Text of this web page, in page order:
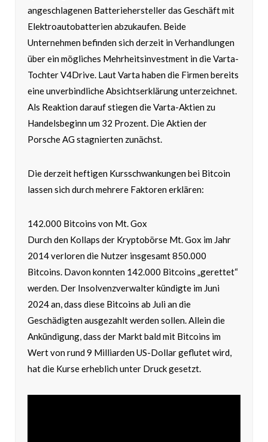
angeschlagenen Batteriehersteller das Geschäft mit
Elektroautobatterien abzukaufen. Beide
Unternehmen befinden sich derzeit in Verhandlungen
über ein mögliches Mehrheitsinvestment in die Varta-
Tochter V4Drive. Laut Varta haben die Firmen bereits
eine unverbindliche Absichtserklärung unterzeichnet.
Als Reaktion darauf stiegen die Varta-Aktien zu
Handelsbeginn um 32 Prozent. Die Aktien der
Porsche AG stagnierten zunächst.
Die derzeit heftigen Kursschwankungen bei Bitcoin
lassen sich durch mehrere Faktoren erklären:
142.000 Bitcoins von Mt. Gox
Durch den Kollaps der Kryptobörse Mt. Gox im Jahr
2014 verloren die Nutzer insgesamt 850.000
Bitcoins. Davon konnten 142.000 Bitcoins „gerettet“
werden. Der Insolvenzverwalter kündigte im Juni
2024 an, dass diese Bitcoins ab Juli an die
Geschädigten ausgezahlt werden sollen. Allein die
Ankündigung, dass der Markt bald mit Bitcoins im
Wert von rund 9 Milliarden US-Dollar geflutet wird,
hat die Kurse erheblich unter Druck gesetzt.